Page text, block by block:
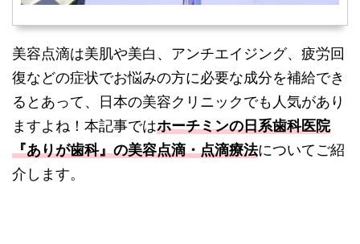
美容点滴は美肌や美白、アンチエイジング、疲労回
復などの症状でお悩みの方に必要な成分を補給でき
るとあって、日本の美容クリニックでも人気があり
ますよね！本記事ではホーチミンの日系歯科医院
『ありが歯科』の美容点滴・点滴療法についてご紹
介します。